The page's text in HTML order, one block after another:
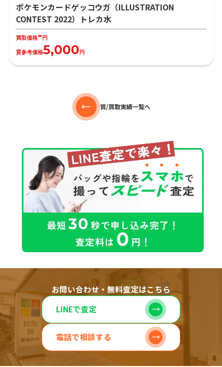
ポケモンカードゲッコウガ（ILLUSTRATION
CONTEST 2022）トレカ水
買取価格- 円
質参考価格5,000 円
質/買取実績一覧へ
お問い合わせ・無料査定はこちら
LINEで査定
電話で相談する